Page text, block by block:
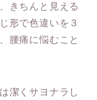
きちんと見える
形で色違いを３
腰痛に悩むこと
潔くサヨナラし